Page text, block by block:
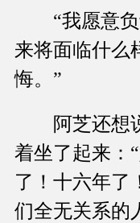
“我愿意负
来将面临什么
悔。”
阿芝还想说
着坐了起来：
了！十六年了
们全无关系的